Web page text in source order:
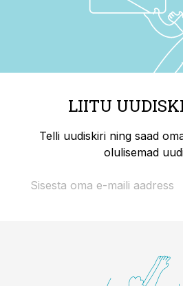
LIITU
Telli uudiskiri ning saad
olulisemad